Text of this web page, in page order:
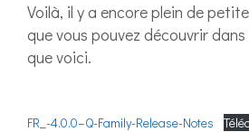
Voilà, il y a encore plein de
que vous pouvez découvrir
que voici.
FR_-4.0.0–Q-Family-Release-Notes